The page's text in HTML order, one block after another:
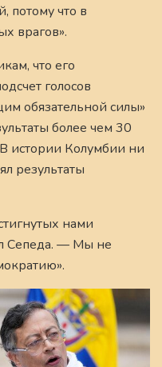
потому что в
врагов».
что его
голосов
обязательной силы»
более чем 30
истории Колумбии ни
результаты
нами
Сепеда. — Мы не